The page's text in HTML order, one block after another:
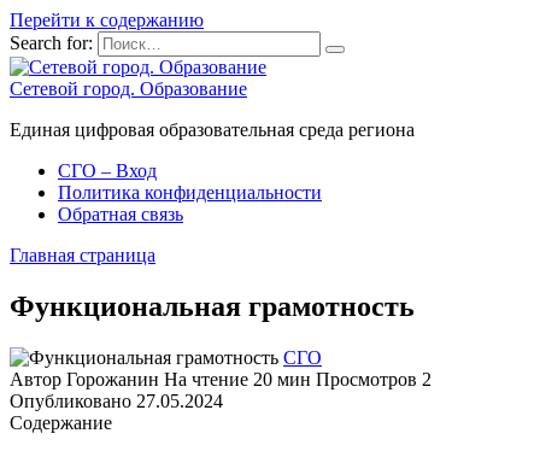
Перейти к содержанию
Search for:
Сетевой город. Образование
Единая цифровая образовательная среда региона
СГО – Вход
Политика конфиденциальности
Обратная связь
Главная страница
Функциональная грамотность
СГО
Автор Горожанин На чтение 20 мин Просмотров 2
Опубликовано 27.05.2024
Содержание